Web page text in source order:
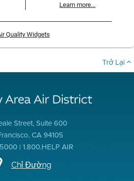
Learn more...
Quality Widgets
Trở Lại
Street, Suite 600
CA 94105
| 1.800.HELP AIR
Chỉ Đường